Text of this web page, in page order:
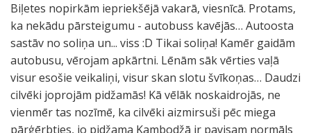
Biļetes nopirkām iepriekšējā vakarā, viesnīcā. Protams,
ka nekādu pārsteigumu - autobuss kavējās… Autoosta
sastāv no soliņa un... viss :D Tikai soliņa! Kamēr gaidām
autobusu, vērojam apkārtni. Lēnām sāk vērties vaļā
visur esošie veikaliņi, visur skan slotu švīkoņas… Daudzi
cilvēki joprojām pidžamās! Kā vēlāk noskaidrojās, ne
vienmēr tas nozīmē, ka cilvēki aizmirsuši pēc miega
pārģērbties, jo pidžama Kambodžā ir pavisam normāls